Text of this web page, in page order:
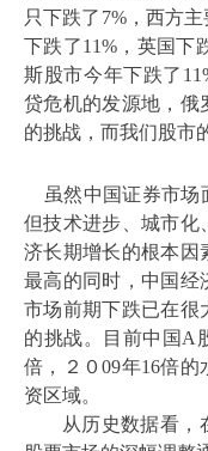
只下跌了 7%，西方主
下跌了11% ，英国下
斯股市今年下跌了
贷危机的发源地，俄
的挑战，而我们股市
虽然中国证券市场
但技术进步、城市化
济长期增长的根本因
最高的同时，中国经
市场前期下跌已在很
的挑战。目前中国 A
倍，２０09年16倍的
资区域。
从历史数据看，